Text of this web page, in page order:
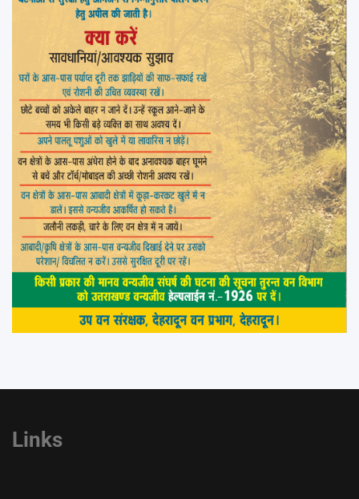
Links